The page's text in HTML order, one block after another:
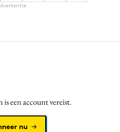
een account vereist.
nu